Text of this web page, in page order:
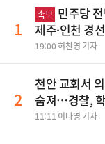
1
속보 민주당
제주·인천 경
19:00 허찬영 기자
2
천안 교회서
숨져…경찰,
11:11 이나영 기자